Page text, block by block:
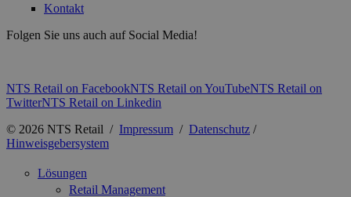
Kontakt
Folgen Sie uns auch auf Social Media!
NTS Retail on FacebookNTS Retail on YouTubeNTS Retail on
TwitterNTS Retail on Linkedin
© 2026 NTS Retail / Impressum / Datenschutz /
Hinweisgebersystem
Lösungen
Retail Management